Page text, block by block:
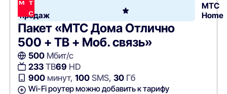
Хит
продаж
МТС
Home
Пакет «МТС Дома Отлично
500 + ТВ + Моб. связь»
500Мбит/с
233ТВ69 HD
900минут, 100SMS, 30Гб
Wi-Fi роутер можно добавить к тарифу